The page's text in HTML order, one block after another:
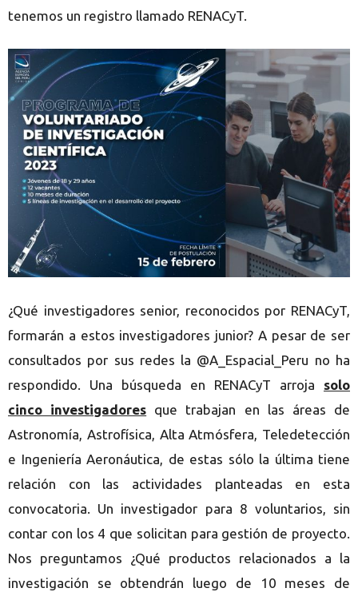
tenemos un registro llamado RENACyT.
¿Qué investigadores senior, reconocidos por RENACyT,
formarán a estos investigadores junior? A pesar de ser
consultados por sus redes la @A_Espacial_Peru no ha
respondido. Una búsqueda en RENACyT arroja solo
cinco investigadores que trabajan en las áreas de
Astronomía, Astrofísica, Alta Atmósfera, Teledetección
e Ingeniería Aeronáutica, de estas sólo la última tiene
relación con las actividades planteadas en esta
convocatoria. Un investigador para 8 voluntarios, sin
contar con los 4 que solicitan para gestión de proyecto.
Nos preguntamos ¿Qué productos relacionados a la
investigación se obtendrán luego de 10 meses de